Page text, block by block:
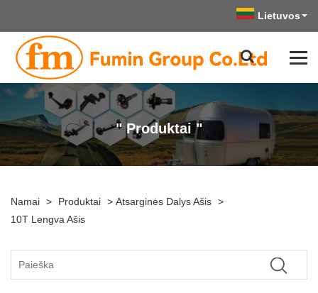
Lietuvos
" Produktai "
Namai > Produktai > Atsarginės Dalys Ašis >
10T Lengva Ašis